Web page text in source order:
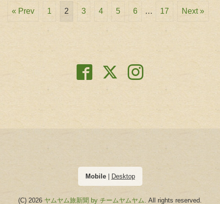
« Prev 1 2 3 4 5 6 … 17 Next »
Mobile| Desktop
(C) 2026 ヤムヤム旅新聞 by チームヤムヤム . All rights reserved.